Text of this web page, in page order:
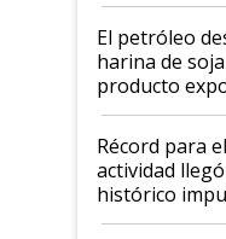
El petróleo
harina de
producto
el agro
diez dólares y
liderazgo en
récord
Récord para
actividad
histórico
cosecha y